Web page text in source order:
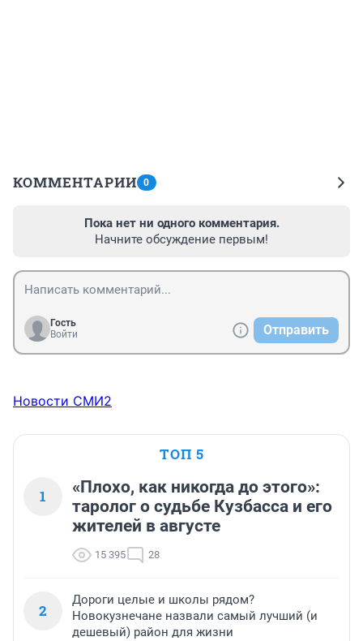
КОММЕНТАРИИ 0
Пока нет ни одного комментария.
Начните обсуждение первым!
Гость
Войти
Отправить
Новости СМИ2
ТОП 5
1
«Плохо, как никогда до этого»:
таролог о судьбе Кузбасса и его
жителей в августе
15 395 28
2
Дороги целые и школы рядом?
Новокузнечане назвали самый лучший (и
дешевый) район для жизни